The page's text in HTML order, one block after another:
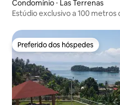
Condomínio ⋅ Las Terrenas
Estúdio exclusivo a 100 metros
Preferido dos hóspedes
Preferido dos hóspedes